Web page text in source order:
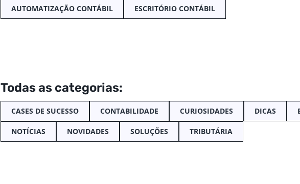
AUTOMATIZAÇÃO CONTÁBIL ESCRITÓRIO CONTÁBIL
Todas as categorias:
CASES DE SUCESSO CONTABILIDADE CURIOSIDADES DICAS
NOTÍCIAS NOVIDADES SOLUÇÕES TRIBUTÁRIA